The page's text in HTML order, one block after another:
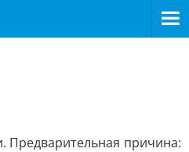
Предварительная причина: